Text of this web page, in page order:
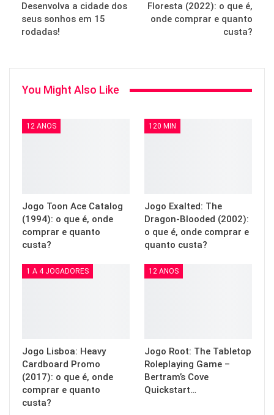
Desenvolva a cidade dos
seus sonhos em 15
rodadas!
Floresta (2022): o que é,
onde comprar e quanto
custa?
You Might Also Like
12 ANOS
Jogo Toon Ace Catalog
(1994): o que é, onde
comprar e quanto
custa?
120 MIN
Jogo Exalted: The
Dragon-Blooded (2002):
o que é, onde comprar e
quanto custa?
1 A 4 JOGADORES
Jogo Lisboa: Heavy
Cardboard Promo
(2017): o que é, onde
comprar e quanto
custa?
12 ANOS
Jogo Root: The Tabletop
Roleplaying Game –
Bertram’s Cove
Quickstart…